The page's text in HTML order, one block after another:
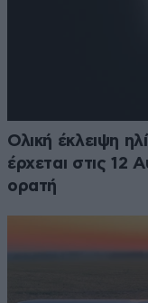
Ολική έκλειψη
έρχεται στις 12
ορατή